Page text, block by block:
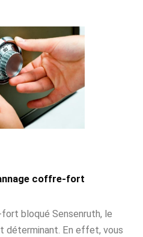
coffre-fort
fort bloqué Sensenruth, le
déterminant. En effet, vous